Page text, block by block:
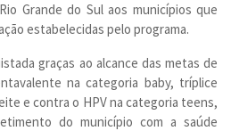
Grande do Sul aos municípios que
estabelecidas pelo programa.
graças ao alcance das metas de
na categoria baby, tríplice
e contra o HPV na categoria teens,
do município com a saúde